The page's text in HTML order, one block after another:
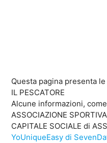
Questa pagina presenta
IL PESCATORE
Alcune informazioni, come
ASSOCIAZIONE
CAPITALE SOCIALE di
YoUniqueEasy di